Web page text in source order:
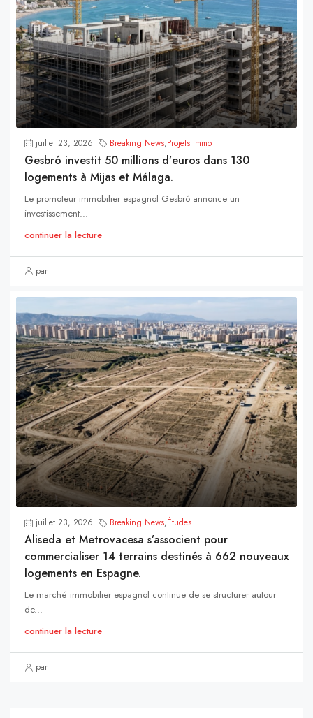
juillet 23, 2026 Breaking News,Projets Immo
Gesbró investit 50 millions d’euros dans 130
logements à Mijas et Málaga.
Le promoteur immobilier espagnol Gesbró annonce un
investissement...
continuer la lecture
par
juillet 23, 2026 Breaking News,Études
Aliseda et Metrovacesa s’associent pour
commercialiser 14 terrains destinés à 662 nouveaux
logements en Espagne.
Le marché immobilier espagnol continue de se structurer autour
de...
continuer la lecture
par